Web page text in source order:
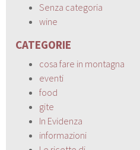
Senza categoria
wine
CATEGORIE
cosa fare in montagna
eventi
food
gite
In Evidenza
informazioni